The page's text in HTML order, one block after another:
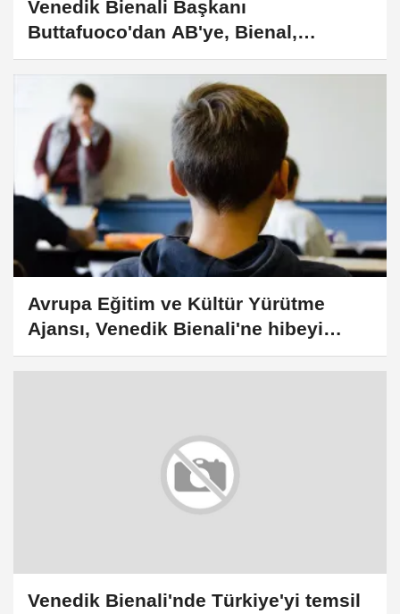
Venedik Bienali Başkanı
Buttafuoco'dan AB'ye, Bienal,
kesinlikle boyun eğmez yanıtı
Avrupa Eğitim ve Kültür Yürütme
Ajansı, Venedik Bienali'ne hibeyi
sonlandırma kararı aldı
Venedik Bienali'nde Türkiye'yi temsil